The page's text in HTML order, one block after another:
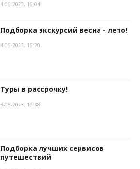
4-06-2023, 16:04
Подборка экскурсий весна - лето!
4-06-2023, 15:20
Туры в рассрочку!
3-06-2023, 19:38
Подборка лучших сервисов
путешествий